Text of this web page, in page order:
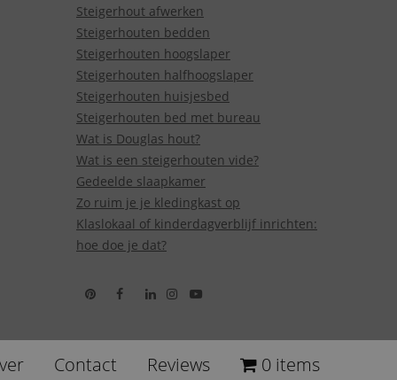
Steigerhout afwerken
Steigerhouten bedden
Steigerhouten hoogslaper
Steigerhouten halfhoogslaper
Steigerhouten huisjesbed
Steigerhouten bed met bureau
Wat is Douglas hout?
Wat is een steigerhouten vide?
Gedeelde slaapkamer
Zo ruim je je kledingkast op
Klaslokaal of kinderdagverblijf inrichten:
hoe doe je dat?
Contact Reviews 0 items